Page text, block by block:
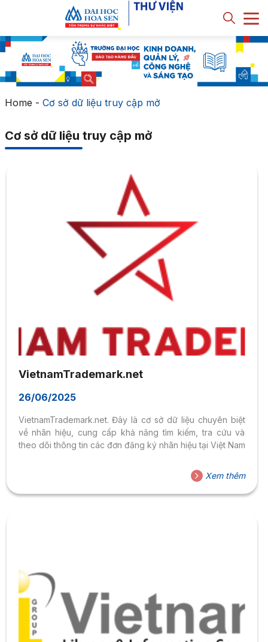
Home - Cơ sở dữ liệu truy cập mở
Cơ sở dữ liệu truy cập mở
VietnamTrademark.net
26/06/2025
VietnamTrademark.net. Đây là cơ sở dữ liệu chuyên biệt
về nhãn hiệu, cung cấp khả năng tìm kiếm, tra cứu và
theo dõi thông tin các đơn đăng ký nhãn hiệu tại Việt Nam
Xem thêm